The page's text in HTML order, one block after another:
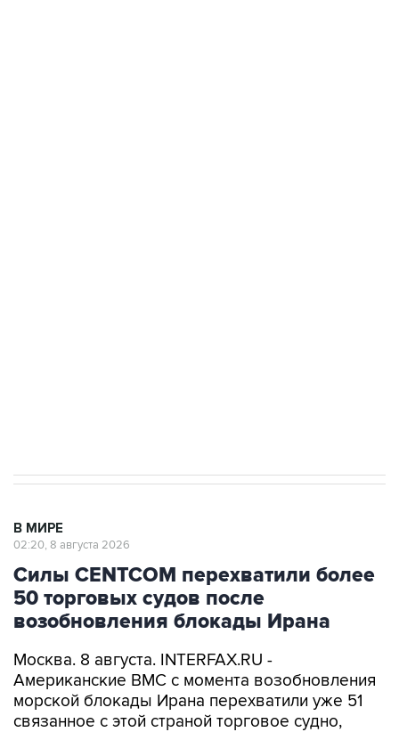
В МИРЕ
02:20, 8 августа 2026
Силы CENTCOM перехватили более
50 торговых судов после
возобновления блокады Ирана
Москва. 8 августа. INTERFAX.RU -
Американские ВМС с момента возобновления
морской блокады Ирана перехватили уже 51
связанное с этой страной торговое судно,